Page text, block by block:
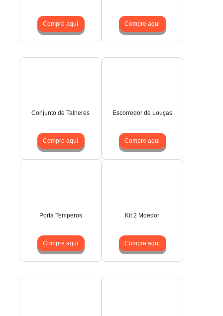
Compre aqui Compre aqui
Conjunto de Talheres
Compre aqui
Escorredor de Louças
Compre aqui
Porta Temperos
Compre aqui
Kit 2 Moedor
Compre aqui